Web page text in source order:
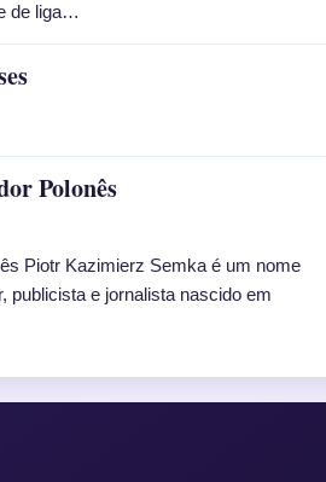
de liga…
Polonês
Piotr Kazimierz Semka é um nome
publicista e jornalista nascido em